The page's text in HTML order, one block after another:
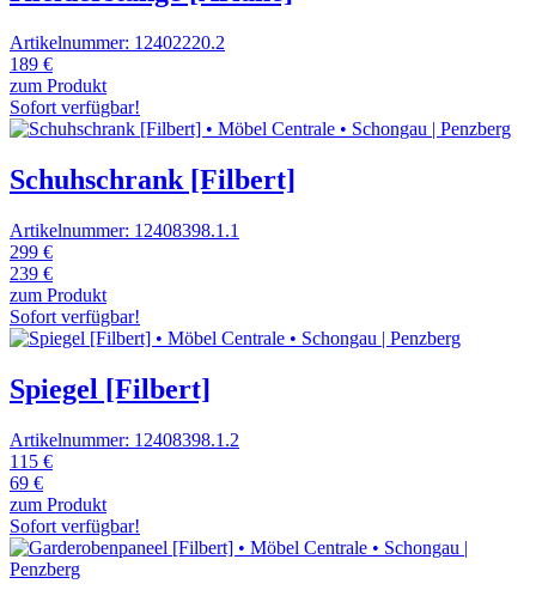
Artikelnummer: 12402220.2
189 €
zum Produkt
Sofort verfügbar!
Schuhschrank [Filbert]
Artikelnummer: 12408398.1.1
299 €
239 €
zum Produkt
Sofort verfügbar!
Spiegel [Filbert]
Artikelnummer: 12408398.1.2
115 €
69 €
zum Produkt
Sofort verfügbar!